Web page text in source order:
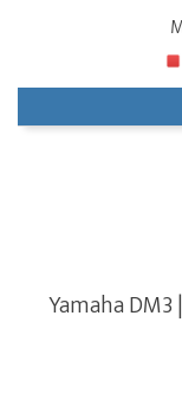
Yamaha